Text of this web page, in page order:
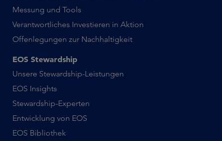
Messung und Tools
Verantwortliches Investieren in Aktion
Offenlegungen zur Nachhaltigkeit
EOS Stewardship
Unsere Stewardship-Leistungen
EOS Insights
Stewardship-Experten
Entwicklung von EOS
EOS Bibliothek